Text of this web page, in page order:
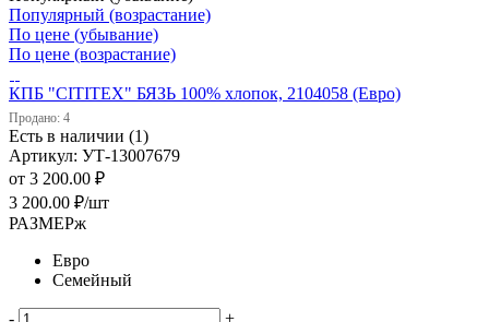
Популярный (возрастание)
По цене (убывание)
По цене (возрастание)
КПБ "CITITEX" БЯЗЬ 100% хлопок, 2104058 (Евро)
Продано: 4
Есть в наличии (1)
Артикул: УТ-13007679
от 3 200.00 ₽
3 200.00 ₽/шт
РАЗМЕРж
Евро
Семейный
-
+